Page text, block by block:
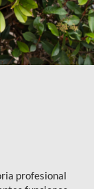
profesional